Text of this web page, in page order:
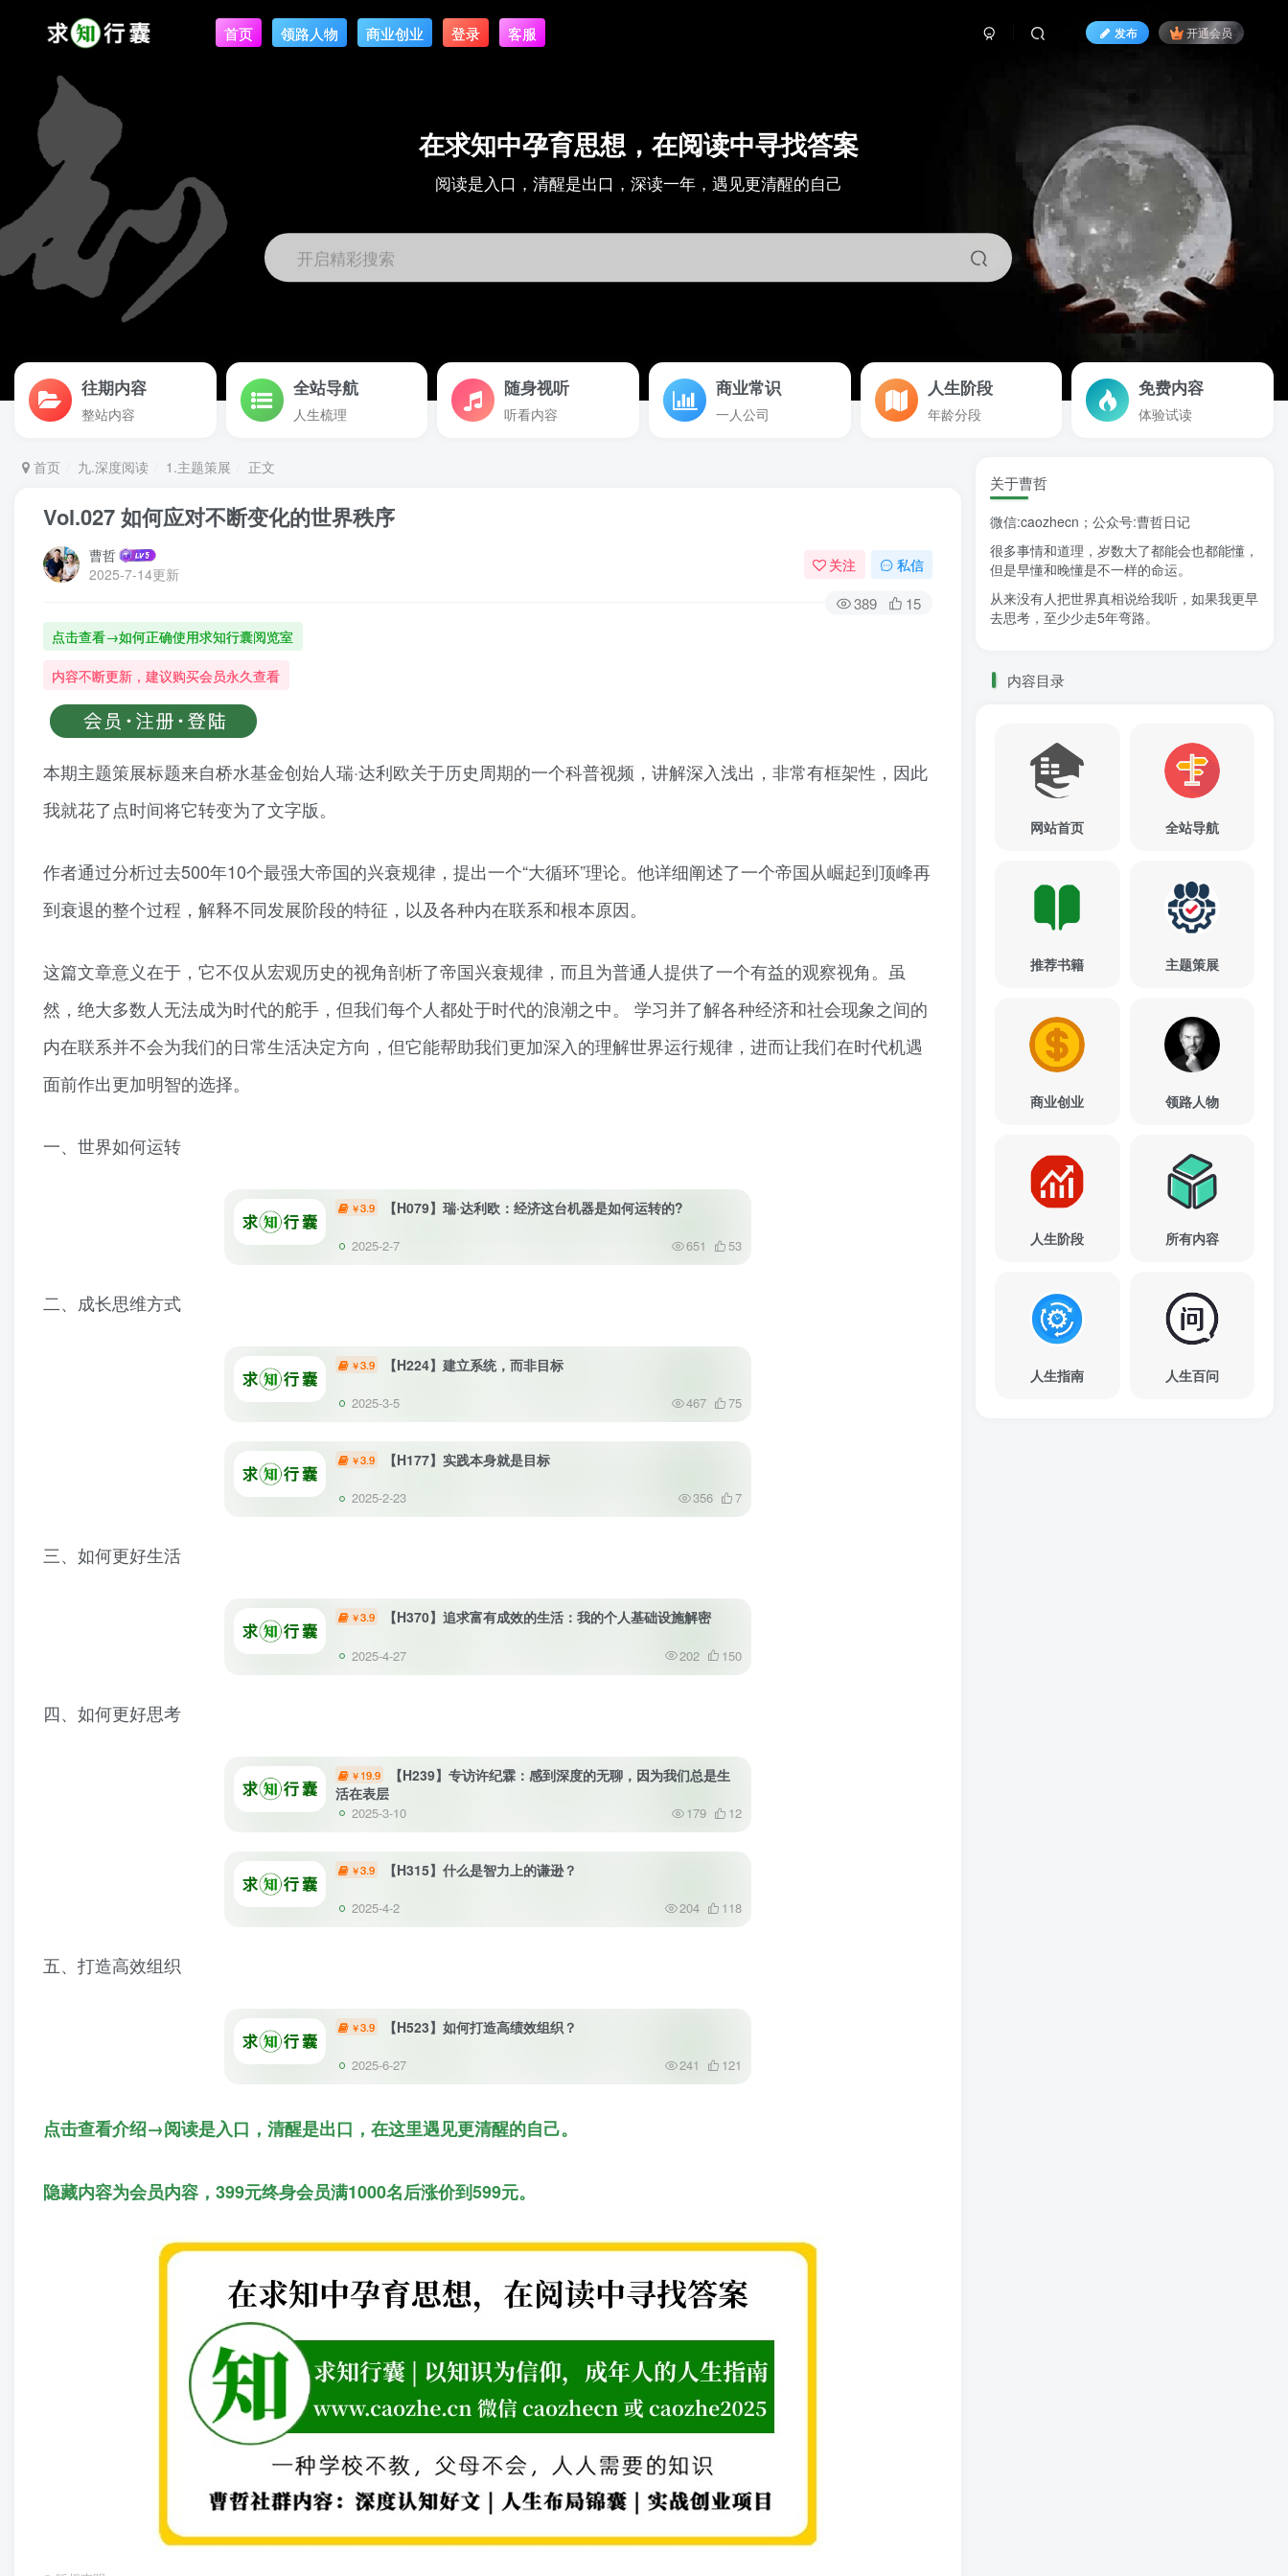
首页 领路人物 商业创业 登录 客服 发布 开通会员
在求知中孕育思想，在阅读中寻找答案
阅读是入口，清醒是出口，深读一年，遇见更清醒的自己
开启精彩搜索
往期内容
整站内容
全站导航
人生梳理
随身视听
听看内容
商业常识
一人公司
人生阶段
年龄分段
免费内容
体验试读
首页 九.深度阅读 1.主题策展 正文
Vol.027 如何应对不断变化的世界秩序
曹哲
2025-7-14更新
关注 私信
389 15
点击查看→如何正确使用求知行囊阅览室
内容不断更新，建议购买会员永久查看
本期主题策展标题来自桥水基金创始人瑞·达利欧关于历史周期的一个科普视频，讲解深入浅出，非常有框架性，因此
我就花了点时间将它转变为了文字版。
作者通过分析过去500年10个最强大帝国的兴衰规律，提出一个“大循环”理论。他详细阐述了一个帝国从崛起到顶峰再
到衰退的整个过程，解释不同发展阶段的特征，以及各种内在联系和根本原因。
这篇文章意义在于，它不仅从宏观历史的视角剖析了帝国兴衰规律，而且为普通人提供了一个有益的观察视角。虽
然，绝大多数人无法成为时代的舵手，但我们每个人都处于时代的浪潮之中。 学习并了解各种经济和社会现象之间的
内在联系并不会为我们的日常生活决定方向，但它能帮助我们更加深入的理解世界运行规律，进而让我们在时代机遇
面前作出更加明智的选择。
一、世界如何运转
￥3.9 【H079】瑞·达利欧：经济这台机器是如何运转的?
2025-2-7 651 53
二、成长思维方式
￥3.9 【H224】建立系统，而非目标
2025-3-5 467 75
￥3.9 【H177】实践本身就是目标
2025-2-23 356 7
三、如何更好生活
￥3.9 【H370】追求富有成效的生活：我的个人基础设施解密
2025-4-27 202 150
四、如何更好思考
￥ 19.9
【H239】专访许纪霖：感到深度的无聊，因为我们总是生
活在表层
2025-3-10 179 12
￥3.9 【H315】什么是智力上的谦逊？
2025-4-2 204 118
五、打造高效组织
￥3.9 【H523】如何打造高绩效组织？
2025-6-27 241 121
点击查看介绍→阅读是入口，清醒是出口，在这里遇见更清醒的自己。
隐藏内容为会员内容，399元终身会员满1000名后涨价到599元。
关于曹哲
微信:caozhecn；公众号:曹哲日记
很多事情和道理，岁数大了都能会也都能懂，
但是早懂和晚懂是不一样的命运。
从来没有人把世界真相说给我听，如果我更早
去思考，至少少走5年弯路。
内容目录
网站首页 全站导航
推荐书籍 主题策展
商业创业 领路人物
人生阶段 所有内容
人生指南 人生百问